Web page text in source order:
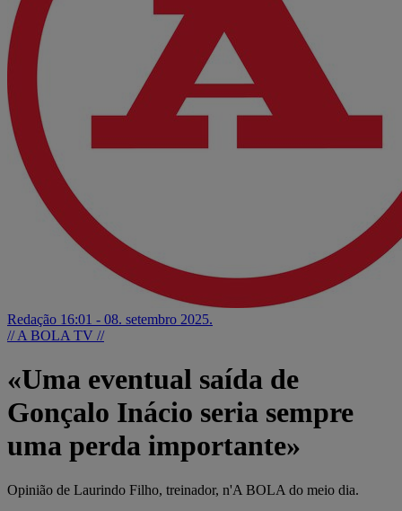
Redação 16:01 - 08. setembro 2025.
// A BOLA TV //
«Uma eventual saída de
Gonçalo Inácio seria sempre
uma perda importante»
Opinião de Laurindo Filho, treinador, n'A BOLA do meio dia.